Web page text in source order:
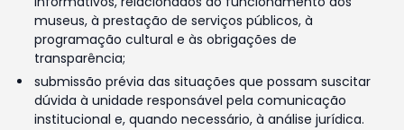
museus, à prestação de serviços públicos, à
programação cultural e às obrigações de
transparência;
submissão prévia das situações que possam suscitar
dúvida à unidade responsável pela comunicação
institucional e, quando necessário, à análise jurídica.